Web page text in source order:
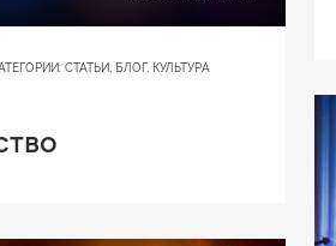
СТАТЬИ БЛОГ, КУЛЬТУРА